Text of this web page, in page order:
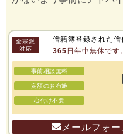
全宗派
対応
僧籍簿登録された僧
365日年中無休です。
事前相談無料
定額のお布施
心付け不要
メールフォ